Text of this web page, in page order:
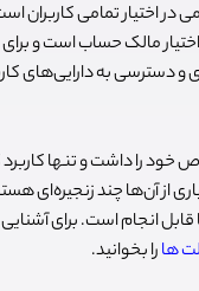
اختیار تمامی کاربران
مالک حساب است و برای
و دسترسی به دارایی‌های
خود را داشت و تنها
از آن‌ها چند زنجیره‌ای
انجام است. برای
هارا بخوانید.